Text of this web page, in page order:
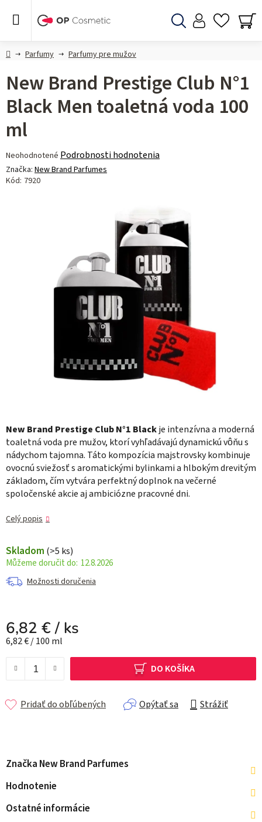
DomovParfumy Parfumy pre mužov
New Brand Prestige Club N°1 Blackje intenzívna a moderná
toaletná voda pre mužov, ktorí vyhľadávajú dynamickú vôňu s
nádychom tajomna. Táto kompozícia majstrovsky kombinuje
ovocnú sviežosť s aromatickými bylinkami a hlbokým drevitým
základom, čím vytvára perfektný doplnok na večerné
spoločenské akcie aj ambiciózne pracovné dni.
Celý popis
Skladom (>5 ks)
12.8.2026
Možnosti doručenia
6,82 €/ ks
Jednotková cena:
6,82 € / 100 ml
DO KOŠÍKA
Opýtať sa Strážiť
Pridať do obľúbených
New Brand Prestige Club N°1
Black Men toaletná voda 100
ml
Priemerné
hodnotenie
produktu
Neohodnotené Podrobnosti hodnotenia
Značka: New Brand Parfumes
Kód: 7920
Značka New Brand Parfumes
Hodnotenie
Ostatné informácie